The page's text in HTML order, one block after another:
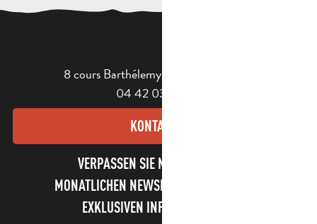
8 cours Barthélemy - 13400 Aubagne
04 42 03 49 98
KONTAKT
VERPASSEN SIE NICHT UNSEREN
MONATLICHEN NEWSLETTER UND UNSERE
EXKLUSIVEN INFORMATIONEN!